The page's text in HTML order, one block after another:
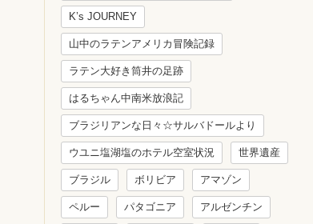
K’s JOURNEY
山中のラテンアメリカ冒険記録
ラテン大好き筒井の足跡
はるちゃん中南米放浪記
ブラジリアンな日々☆サルバドールより
ウユニ塩湖塩のホテル空室状況 世界遺産
ブラジル ボリビア アマゾン
ペルー パタゴニア アルゼンチン